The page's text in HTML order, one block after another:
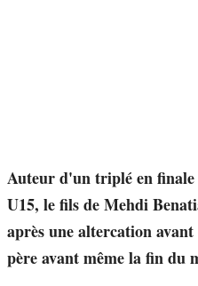
Auteur d'un triplé en
U15, le fils de Mehdi
après une altercation
père avant même la fin du